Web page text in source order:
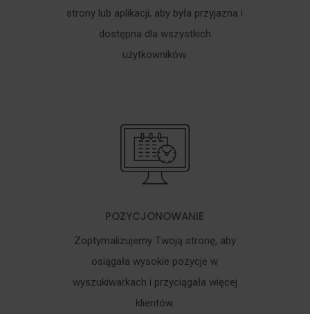
strony lub aplikacji, aby była przyjazna i
dostępna dla wszystkich
użytkowników.
POZYCJONOWANIE
Zoptymalizujemy Twoją stronę, aby
osiągała wysokie pozycje w
wyszukiwarkach i przyciągała więcej
klientów.